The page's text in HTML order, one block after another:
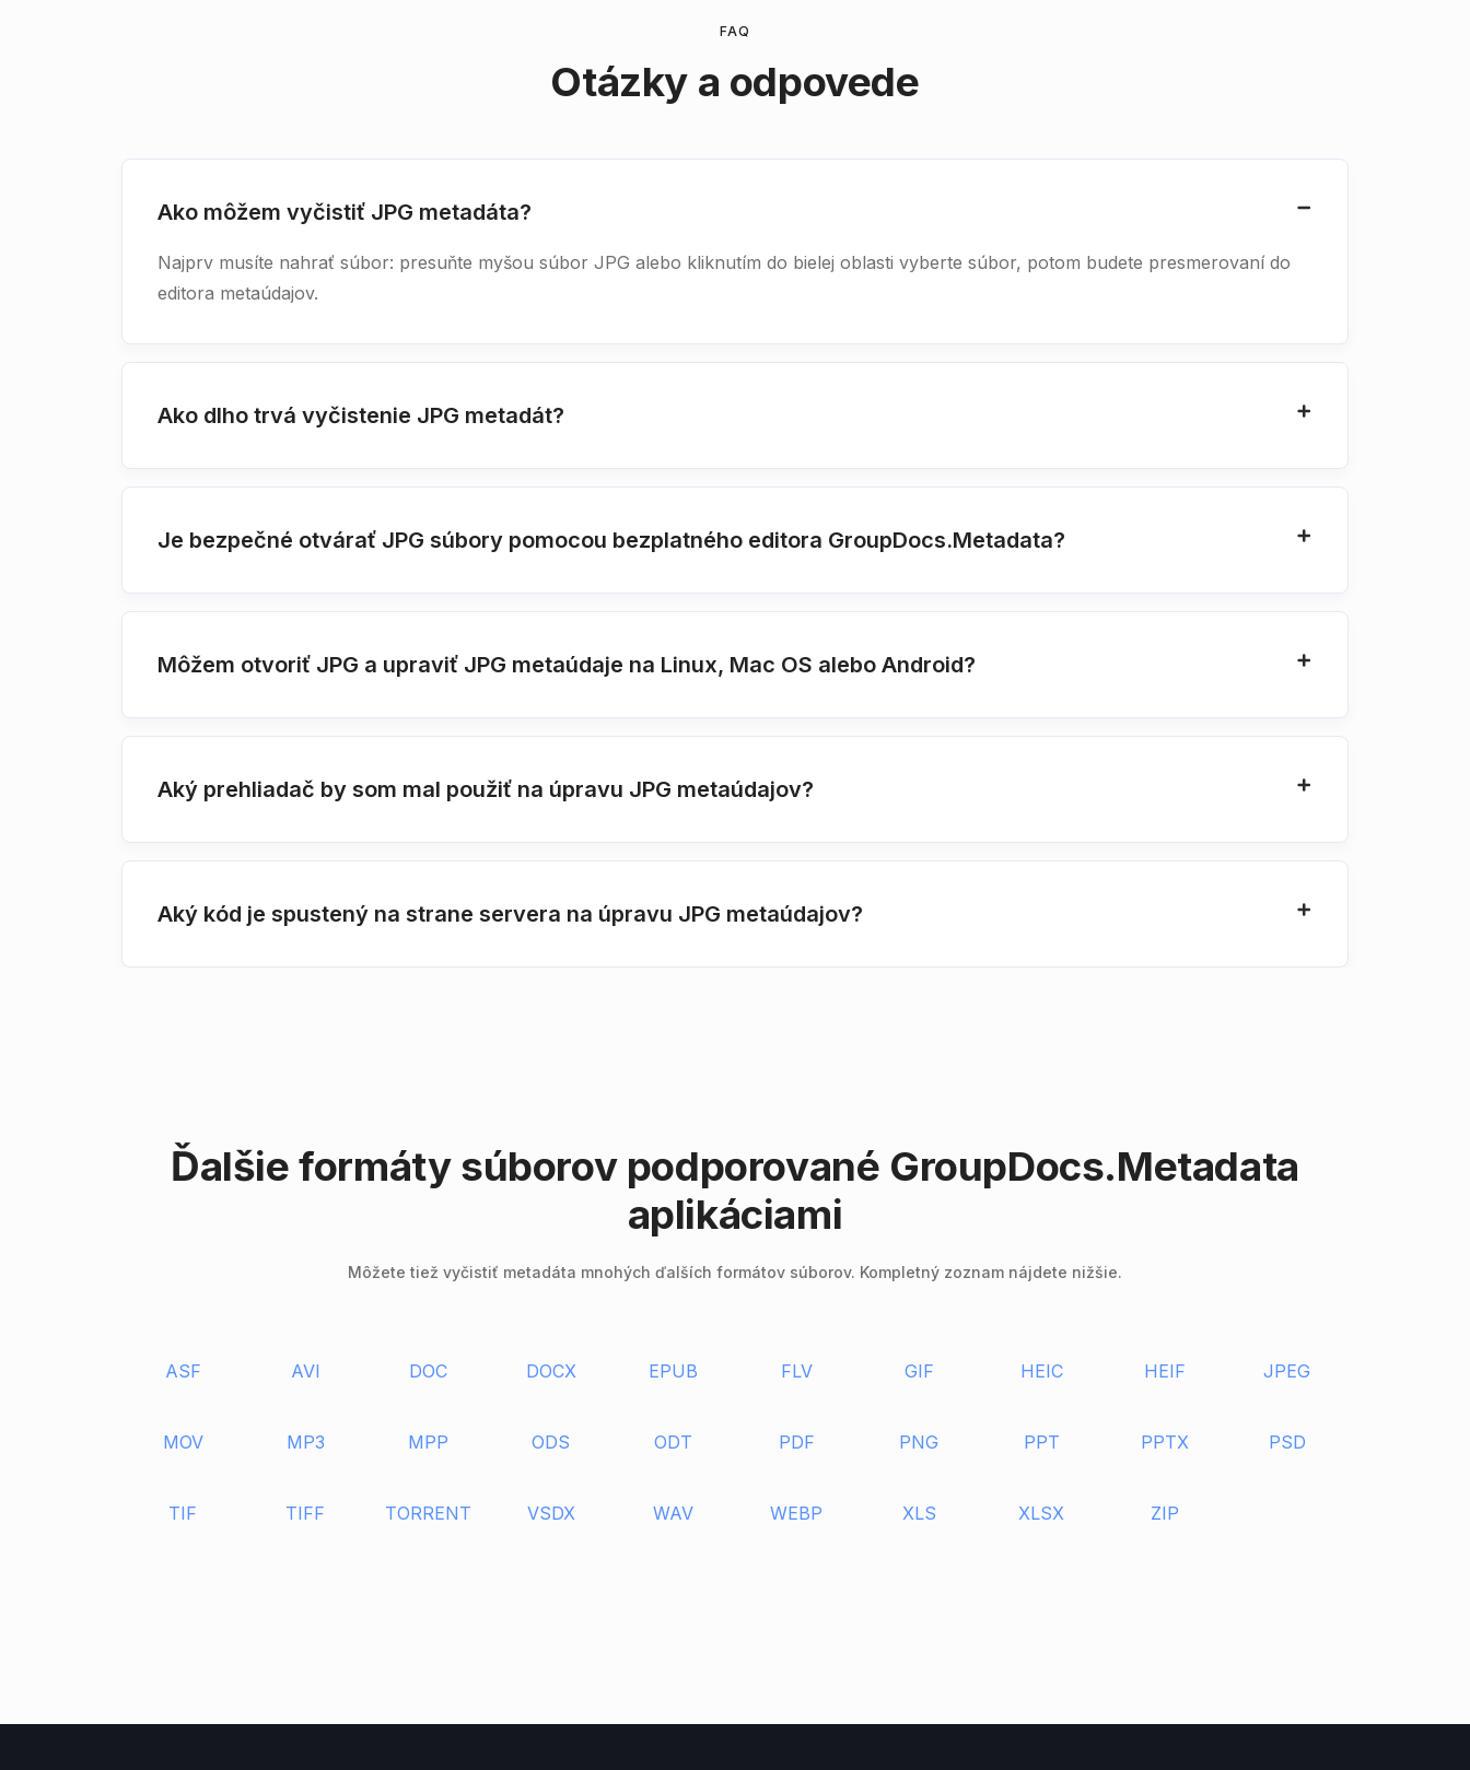
FAQ
Otázky a odpovede
Ako môžem vyčistiť JPG metadáta?
Najprv musíte nahrať súbor: presuňte myšou súbor JPG alebo kliknutím do bielej oblasti vyberte súbor, potom budete presmerovaní do
editora metaúdajov.
Ako dlho trvá vyčistenie JPG metadát?
Je bezpečné otvárať JPG súbory pomocou bezplatného editora GroupDocs.Metadata?
Môžem otvoriť JPG a upraviť JPG metaúdaje na Linux, Mac OS alebo Android?
Aký prehliadač by som mal použiť na úpravu JPG metaúdajov?
Aký kód je spustený na strane servera na úpravu JPG metaúdajov?
Ďalšie formáty súborov podporované GroupDocs.Metadata
aplikáciami
Môžete tiež vyčistiť metadáta mnohých ďalších formátov súborov. Kompletný zoznam nájdete nižšie.
ASF AVI DOC DOCX EPUB FLV GIF HEIC HEIF JPEG
MOV MP3 MPP ODS ODT PDF PNG PPT PPTX PSD
TIF TIFF TORRENT VSDX WAV WEBP XLS XLSX ZIP